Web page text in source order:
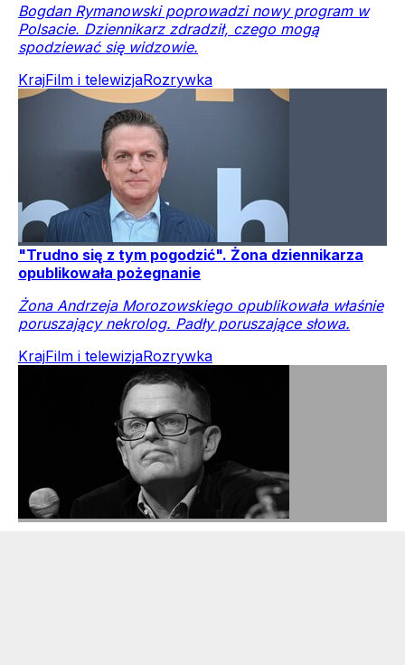
Bogdan Rymanowski poprowadzi nowy program w
Polsacie. Dziennikarz zdradził, czego mogą
spodziewać się widzowie.
KrajFilm i telewizjaRozrywka
"Trudno się z tym pogodzić". Żona dziennikarza
opublikowała pożegnanie
Żona Andrzeja Morozowskiego opublikowała właśnie
poruszający nekrolog. Padły poruszające słowa.
KrajFilm i telewizjaRozrywka